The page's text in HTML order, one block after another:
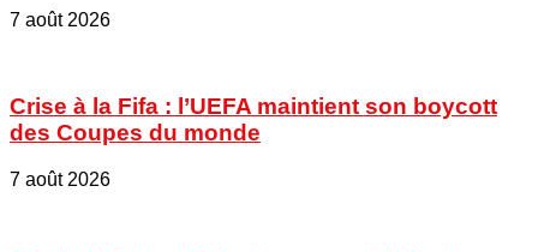
7 août 2026
Crise à la Fifa : l’UEFA maintient son boycott
des Coupes du monde
7 août 2026